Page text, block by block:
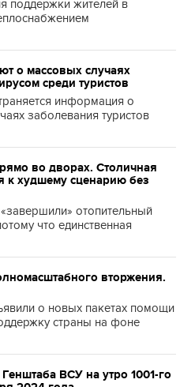
поддержки жителей в
о массовых случаях
среди туристов
информация о
заболевания туристов
во дворах. Столичная
к худшему сценарию без
отопительный
что единственная
вторжения.
о новых пакетах помощи
страны на фоне
ВСУ на утро 1001-го